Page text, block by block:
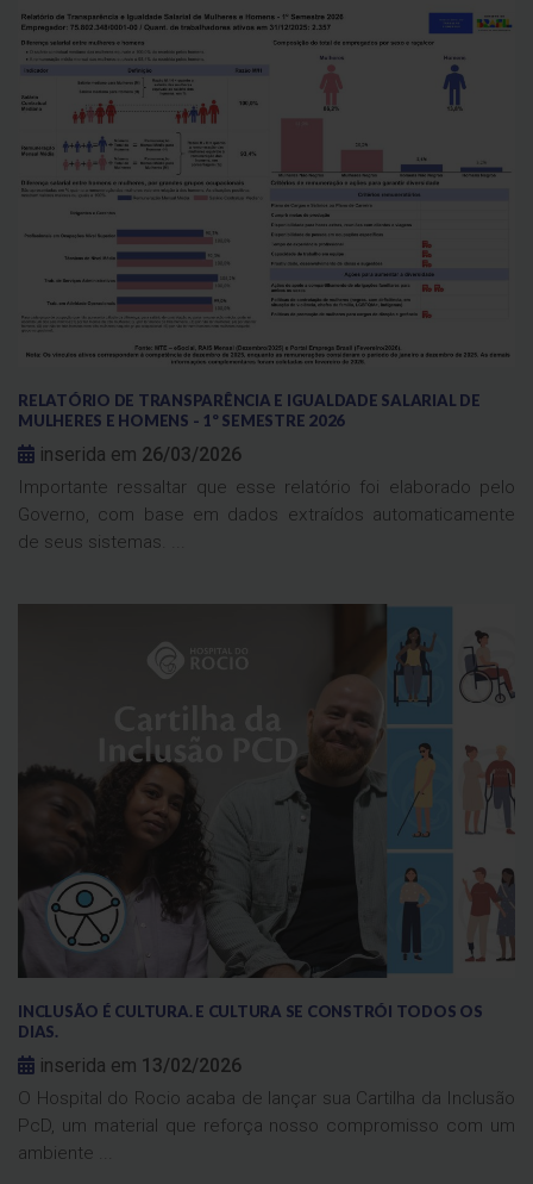
RELATÓRIO DE TRANSPARÊNCIA E IGUALDADE SALARIAL DE
MULHERES E HOMENS - 1º SEMESTRE 2026
inserida em 26/03/2026
Importante ressaltar que esse relatório foi elaborado pelo
Governo, com base em dados extraídos automaticamente
de seus sistemas. ...
INCLUSÃO É CULTURA. E CULTURA SE CONSTRÓI TODOS OS
DIAS.
inserida em 13/02/2026
O Hospital do Rocio acaba de lançar sua Cartilha da Inclusão
PcD, um material que reforça nosso compromisso com um
ambiente ...